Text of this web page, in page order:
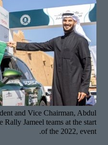
and Vice Chairman, Abdul
Jameel teams at the start
of the 2022, event.